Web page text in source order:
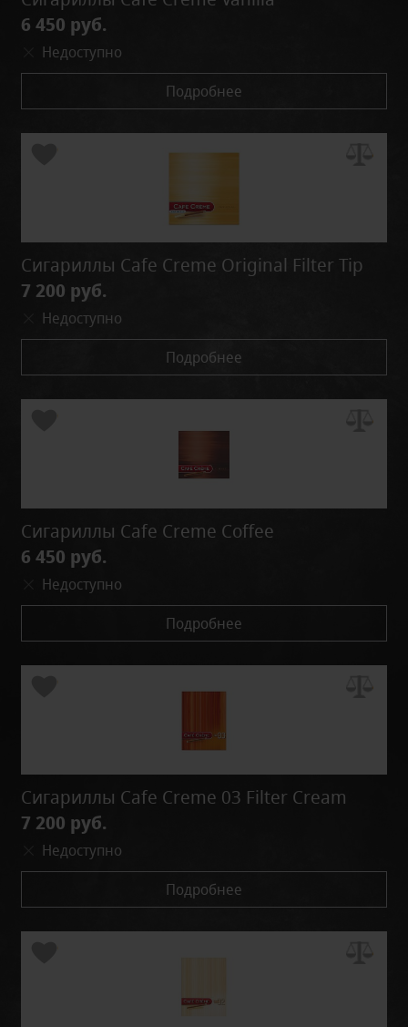
6 450 руб.
Недоступно
Подробнее
Сигариллы Cafe Creme Original Filter Tip
7 200 руб.
Недоступно
Подробнее
Сигариллы Cafe Creme Coffee
6 450 руб.
Недоступно
Подробнее
Сигариллы Cafe Creme 03 Filter Cream
7 200 руб.
Недоступно
Подробнее